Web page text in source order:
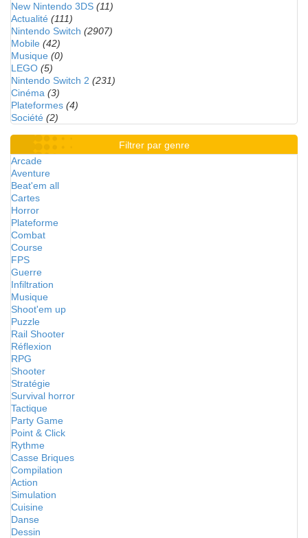
New Nintendo 3DS (11)
Actualité (111)
Nintendo Switch (2907)
Mobile (42)
Musique (0)
LEGO (5)
Nintendo Switch 2 (231)
Cinéma (3)
Plateformes (4)
Société (2)
Filtrer par genre
Arcade
Aventure
Beat'em all
Cartes
Horror
Plateforme
Combat
Course
FPS
Guerre
Infiltration
Musique
Shoot'em up
Puzzle
Rail Shooter
Réflexion
RPG
Shooter
Stratégie
Survival horror
Tactique
Party Game
Point & Click
Rythme
Casse Briques
Compilation
Action
Simulation
Cuisine
Danse
Dessin